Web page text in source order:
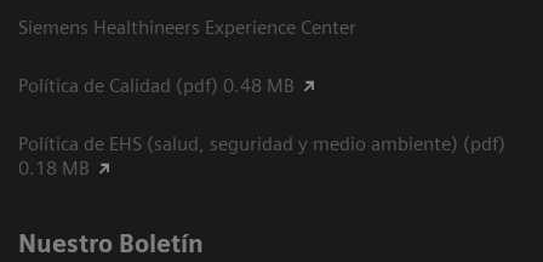
Siemens Healthineers Experience Center
Política de Calidad (pdf) 0.48 MB
Política de EHS (salud, seguridad y medio ambiente) (pdf)
0.18 MB
Nuestro Boletín